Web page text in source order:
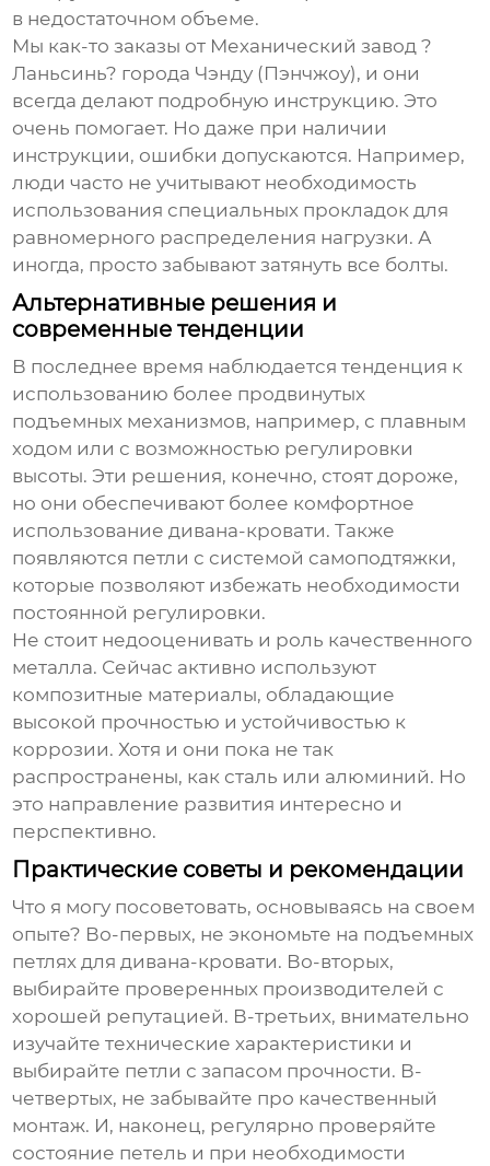
в недостаточном объеме.
Мы как-то заказы от Механический завод ?
Ланьсинь? города Чэнду (Пэнчжоу), и они
всегда делают подробную инструкцию. Это
очень помогает. Но даже при наличии
инструкции, ошибки допускаются. Например,
люди часто не учитывают необходимость
использования специальных прокладок для
равномерного распределения нагрузки. А
иногда, просто забывают затянуть все болты.
Альтернативные решения и
современные тенденции
В последнее время наблюдается тенденция к
использованию более продвинутых
подъемных механизмов, например, с плавным
ходом или с возможностью регулировки
высоты. Эти решения, конечно, стоят дороже,
но они обеспечивают более комфортное
использование дивана-кровати. Также
появляются петли с системой самоподтяжки,
которые позволяют избежать необходимости
постоянной регулировки.
Не стоит недооценивать и роль качественного
металла. Сейчас активно используют
композитные материалы, обладающие
высокой прочностью и устойчивостью к
коррозии. Хотя и они пока не так
распространены, как сталь или алюминий. Но
это направление развития интересно и
перспективно.
Практические советы и рекомендации
Что я могу посоветовать, основываясь на своем
опыте? Во-первых, не экономьте на подъемных
петлях для дивана-кровати. Во-вторых,
выбирайте проверенных производителей с
хорошей репутацией. В-третьих, внимательно
изучайте технические характеристики и
выбирайте петли с запасом прочности. В-
четвертых, не забывайте про качественный
монтаж. И, наконец, регулярно проверяйте
состояние петель и при необходимости